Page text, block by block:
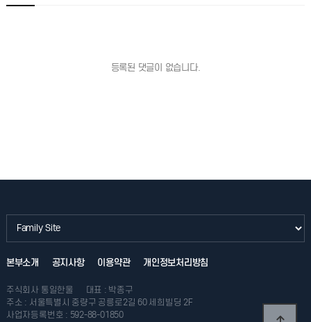
등록된 댓글이 없습니다.
본부소개 공지사항 이용약관 개인정보처리방침
주식회사 통일한울
대표 : 박종구
주소 : 서울특별시 중량구 공릉로2길 60 세희빌딩 2F
사업자등록번호 : 592-88-01850